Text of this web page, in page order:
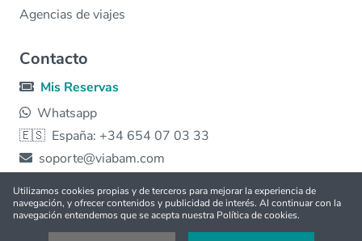
Agencias de viajes
Contacto
Mis Reservas
Whatsapp
🇪🇸 España: +34 654 07 03 33
soporte@viabam.com
© 2026 viabam | Hecho con ❤️ para todo el 🌎 |Free
tours
Utilizamos cookies propias y de terceros para mejorar la experiencia de
navegación, y ofrecer contenidos y publicidad de interés. Al continuar con la
navegación entendemos que se acepta nuestra Política de cookies.